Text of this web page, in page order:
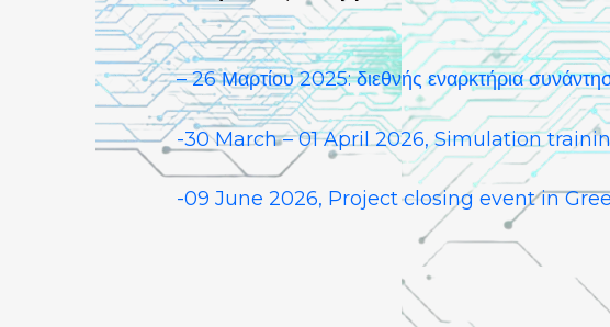
– 26 Μαρτίου 2025: διεθνής εναρκτήρια
-30 March – 01 April 2026, Simulation
-09 June 2026, Project closing event in